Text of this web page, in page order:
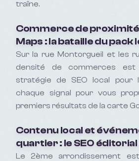
traîne.
Commerce de
Maps : la bataille du pack
Sur la rue Montorgueil et les
densité de commerces est
stratégie de SEO local pour
chaque signal pour vous
premiers résultats de la carte
Contenu local et
quartier : le SEO
Le 2ème arrondissement